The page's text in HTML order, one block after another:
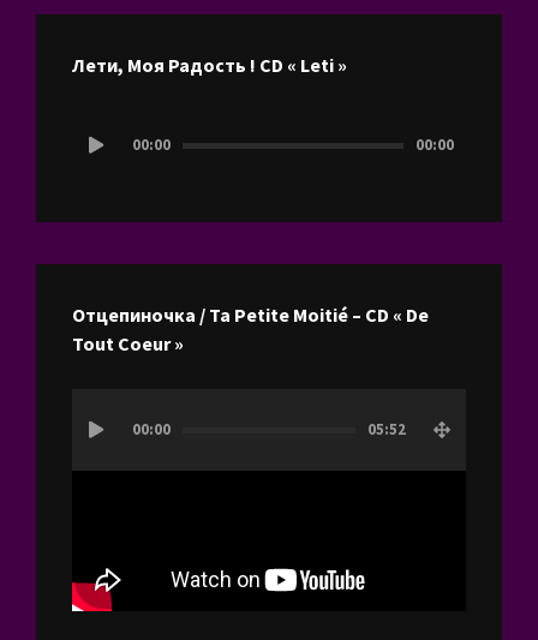
Лети, Моя Радость ! CD « Leti »
audio
00:00 00:00
Отцепиночка / Ta Petite Moitié – CD « De
Tout Coeur »
vidéo
00:00 05:52